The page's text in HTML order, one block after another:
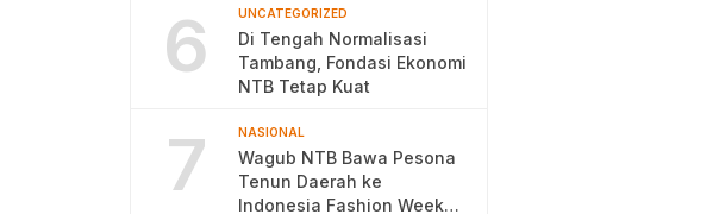
6 UNCATEGORIZED
Di Tengah Normalisasi
Tambang, Fondasi Ekonomi
NTB Tetap Kuat
7 NASIONAL
Wagub NTB Bawa Pesona
Tenun Daerah ke
Indonesia Fashion Week